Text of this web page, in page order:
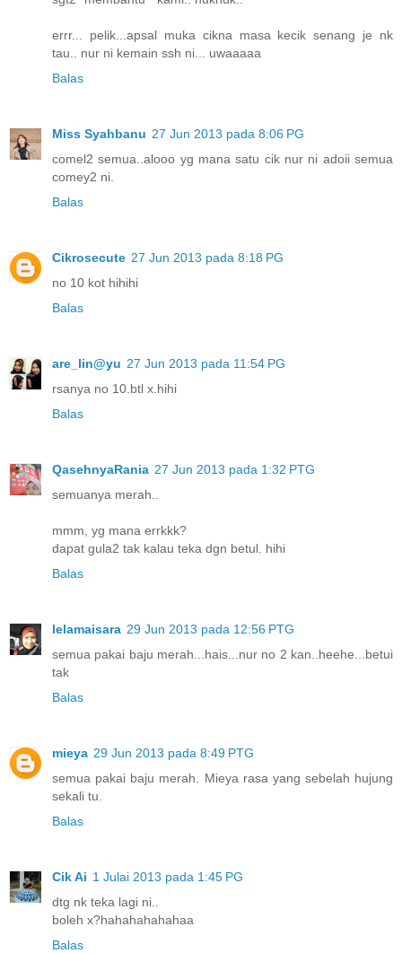
errr... pelik...apsal muka cikna masa kecik senang je nk
tau.. nur ni kemain ssh ni... uwaaaaa
Balas
Miss Syahbanu 27 Jun 2013 pada 8:06 PG
comel2 semua..alooo yg mana satu cik nur ni adoii semua
comey2 ni.
Balas
Cikrosecute 27 Jun 2013 pada 8:18 PG
no 10 kot hihihi
Balas
are_lin@yu 27 Jun 2013 pada 11:54 PG
rsanya no 10.btl x.hihi
Balas
QasehnyaRania 27 Jun 2013 pada 1:32 PTG
semuanya merah..
mmm, yg mana errkkk?
dapat gula2 tak kalau teka dgn betul. hihi
Balas
lelamaisara 29 Jun 2013 pada 12:56 PTG
semua pakai baju merah...hais...nur no 2 kan..heehe...betui
tak
Balas
mieya 29 Jun 2013 pada 8:49 PTG
semua pakai baju merah. Mieya rasa yang sebelah hujung
sekali tu.
Balas
Cik Ai 1 Julai 2013 pada 1:45 PG
dtg nk teka lagi ni..
boleh x?hahahahahahaa
Balas